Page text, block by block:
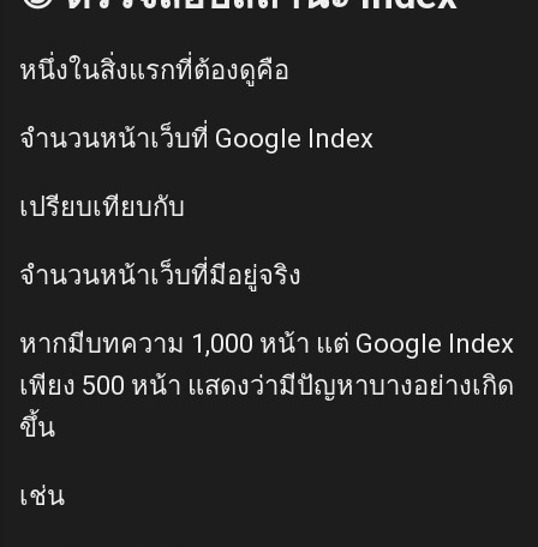
หนึ่งในสิ่งแรกที่ต้องดูคือ
จำนวนหน้าเว็บที่ Google Index
เปรียบเทียบกับ
จำนวนหน้าเว็บที่มีอยู่จริง
หากมีบทความ 1,000 หน้า แต่ Google Index
เพียง 500 หน้า แสดงว่ามีปัญหาบางอย่างเกิด
ขึ้น
เช่น